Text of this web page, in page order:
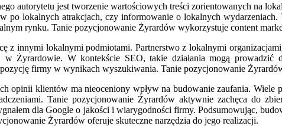
autorytetu jest tworzenie wartościowych treści zorientowanych na
po lokalnych atrakcjach, czy informowanie o lokalnych
rynku. Tanie pozycjonowanie Żyrardów wykorzystuje content
z innymi lokalnymi podmiotami. Partnerstwo z lokalnymi
w Żyrardowie. W kontekście SEO, takie działania mogą
firmy w wynikach wyszukiwania. Tanie pozycjonowanie
opinii klientów ma nieoceniony wpływ na budowanie zaufania.
Tanie pozycjonowanie Żyrardów aktywnie zachęca do
dla Google o jakości i wiarygodności firmy. Podsumowując,
Żyrardów oferuje skuteczne narzędzia do jego realizacji.